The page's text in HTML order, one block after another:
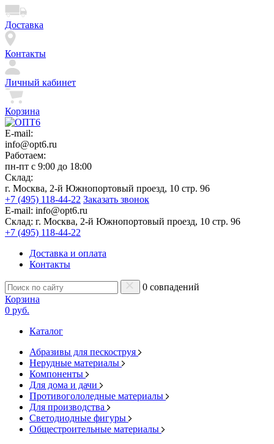
Доставка
Контакты
Личный кабинет
Корзина
E-mail:
info@opt6.ru
Работаем:
пн-пт с 9:00 до 18:00
Склад:
г. Москва, 2-й Южнопортовый проезд, 10 стр. 96
+7 (495) 118-44-22 Заказать звонок
E-mail: info@opt6.ru
Склад: г. Москва, 2-й Южнопортовый проезд, 10 стр. 96
+7 (495) 118-44-22
Доставка и оплата
Контакты
0 совпадений
Корзина
0 руб.
Каталог
Абразивы для пескоструя
Нерудные материалы
Компоненты
Для дома и дачи
Противогололедные материалы
Для производства
Светодиодные фигуры
Общестроительные материалы